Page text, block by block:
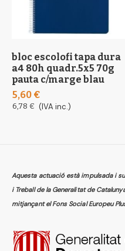
bloc escolofi tapa dura
a4 80h quadr.5x5 70g
pauta c/marge blau
5,60 €
6,78 € (IVA inc.)
Aquesta actuació està impulsada i
i Treball de la Generalitat de
mitjançant el Fons Social Europeu